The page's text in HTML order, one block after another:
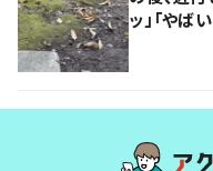
ッ」「やば